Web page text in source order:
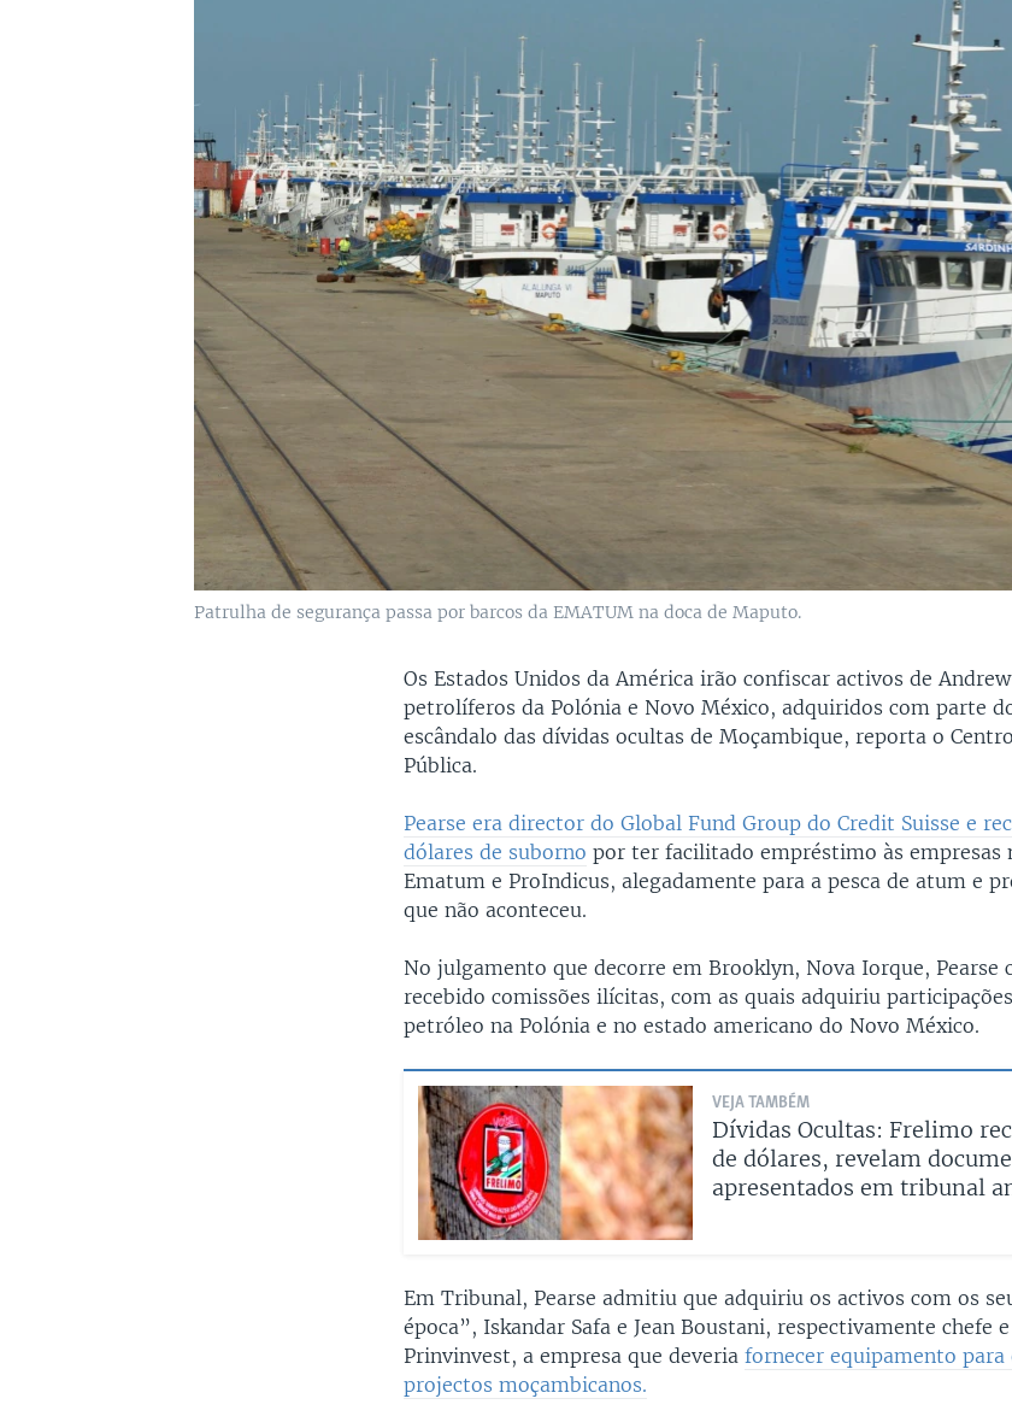
Patrulha de segurança passa por barcos da EMATUM na doca de Maputo.
Os Estados Unidos da América irão confiscar activos de
petrolíferos da Polónia e Novo México, adquiridos com parte
escândalo das dívidas ocultas de Moçambique, reporta o
Pública.
Pearse era director do Global Fund Group do Credit Suisse e
dólares de suborno por ter facilitado empréstimo às empresas
Ematum e ProIndicus, alegadamente para a pesca de atum e
que não aconteceu.
No julgamento que decorre em Brooklyn, Nova Iorque, Pearse
recebido comissões ilícitas, com as quais adquiriu
petróleo na Polónia e no estado americano do Novo México.
VEJA TAMBÉM
Dívidas Ocultas: Frelimo
de dólares, revelam
apresentados em tribunal
Em Tribunal, Pearse admitiu que adquiriu os activos com os
época”, Iskandar Safa e Jean Boustani, respectivamente chefe
Prinvinvest, a empresa que deveriafornecer equipamento para
projectos moçambicanos.